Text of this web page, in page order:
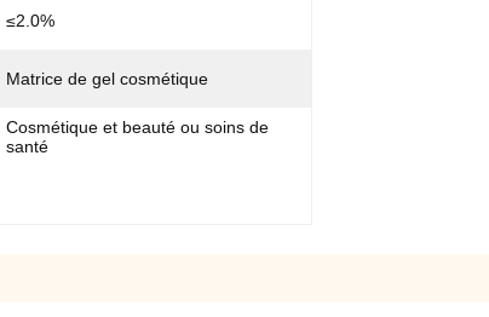
≤2.0%
Matrice de gel cosmétique
Cosmétique et beauté ou soins de
santé